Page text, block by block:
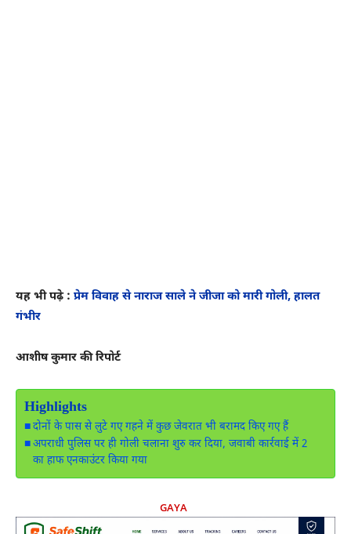
यह भी पढ़े : प्रेम विवाह से नाराज साले ने जीजा को मारी गोली, हालत
गंभीर
आशीष कुमार की रिपोर्ट
Highlights
दोनों के पास से लुटे गए गहने में कुछ जेवरात भी बरामद किए गए हैं
अपराधी पुलिस पर ही गोली चलाना शुरु कर दिया, जवाबी कार्रवाई में 2
का हाफ एनकाउंटर किया गया
GAYA